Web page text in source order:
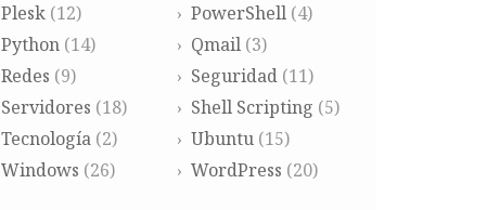
Plesk (12) PowerShell(4)
Python (14) Qmail(3)
Redes (9) Seguridad(11)
Servidores (18) Shell Scripting (5)
Tecnología (2) Ubuntu(15)
Windows (26) WordPress (20)